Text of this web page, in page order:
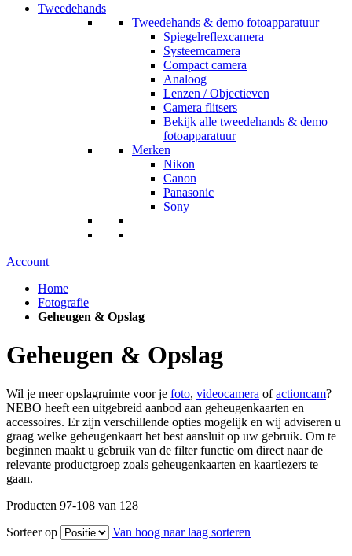
Tweedehands
Tweedehands & demo fotoapparatuur
Spiegelreflexcamera
Systeemcamera
Compact camera
Analoog
Lenzen / Objectieven
Camera flitsers
Bekijk alle tweedehands & demo
fotoapparatuur
Merken
Nikon
Canon
Panasonic
Sony
Account
Home
Fotografie
Geheugen & Opslag
Geheugen & Opslag
Wil je meer opslagruimte voor je foto, videocamera ofactioncam?
NEBO heeft een uitgebreid aanbod aan geheugenkaarten en
accessoires. Er zijn verschillende opties mogelijk en wij adviseren u
graag welke geheugenkaart het best aansluit op uw gebruik. Om te
beginnen maakt u gebruik van de filter functie om direct naar de
relevante productgroep zoals geheugenkaarten en kaartlezers te
gaan.
Producten 97-108 van 128
Sorteer op
Van hoog naar laag sorteren